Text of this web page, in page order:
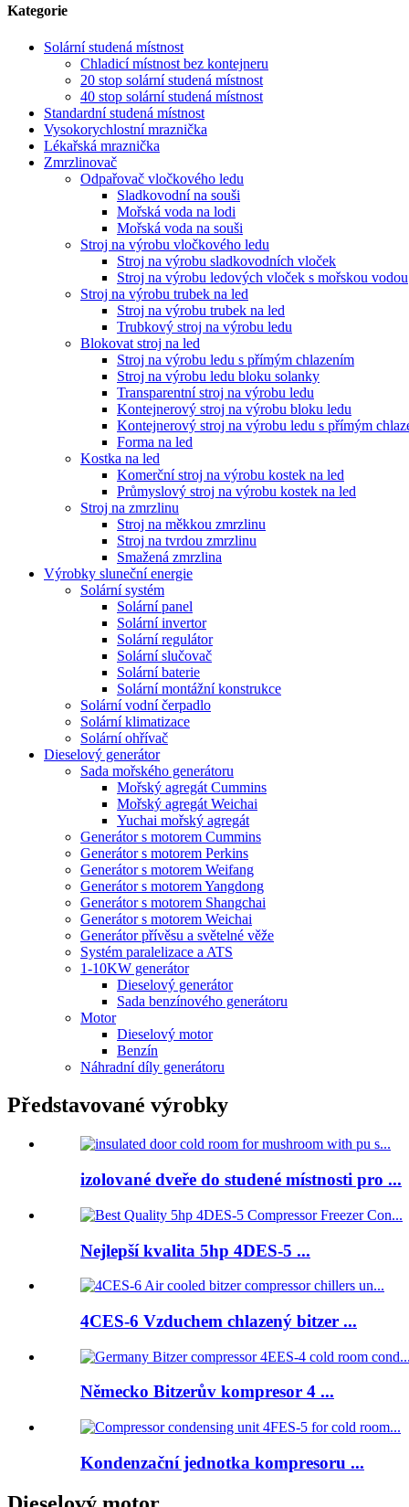
Kategorie
Solární studená místnost
Chladicí místnost bez kontejneru
20 stop solární studená místnost
40 stop solární studená místnost
Standardní studená místnost
Vysokorychlostní mraznička
Lékařská mraznička
Zmrzlinovač
Odpařovač vločkového ledu
Sladkovodní na souši
Mořská voda na lodi
Mořská voda na souši
Stroj na výrobu vločkového ledu
Stroj na výrobu sladkovodních vloček
Stroj na výrobu ledových vloček s mořskou vodou
Stroj na výrobu trubek na led
Stroj na výrobu trubek na led
Trubkový stroj na výrobu ledu
Blokovat stroj na led
Stroj na výrobu ledu s přímým chlazením
Stroj na výrobu ledu bloku solanky
Transparentní stroj na výrobu ledu
Kontejnerový stroj na výrobu bloku ledu
Kontejnerový stroj na výrobu ledu s přímým
Forma na led
Kostka na led
Komerční stroj na výrobu kostek na led
Průmyslový stroj na výrobu kostek na led
Stroj na zmrzlinu
Stroj na měkkou zmrzlinu
Stroj na tvrdou zmrzlinu
Smažená zmrzlina
Výrobky sluneční energie
Solární systém
Solární panel
Solární invertor
Solární regulátor
Solární slučovač
Solární baterie
Solární montážní konstrukce
Solární vodní čerpadlo
Solární klimatizace
Solární ohřívač
Dieselový generátor
Sada mořského generátoru
Mořský agregát Cummins
Mořský agregát Weichai
Yuchai mořský agregát
Generátor s motorem Cummins
Generátor s motorem Perkins
Generátor s motorem Weifang
Generátor s motorem Yangdong
Generátor s motorem Shangchai
Generátor s motorem Weichai
Generátor přívěsu a světelné věže
Systém paralelizace a ATS
1-10KW generátor
Dieselový generátor
Sada benzínového generátoru
Motor
Dieselový motor
Benzín
Náhradní díly generátoru
Představované výrobky
izolované dveře do studené místnosti pro ...
Nejlepší kvalita 5hp 4DES-5 ...
4CES-6 Vzduchem chlazený bitzer ...
Německo Bitzerův kompresor 4 ...
Kondenzační jednotka kompresoru ...